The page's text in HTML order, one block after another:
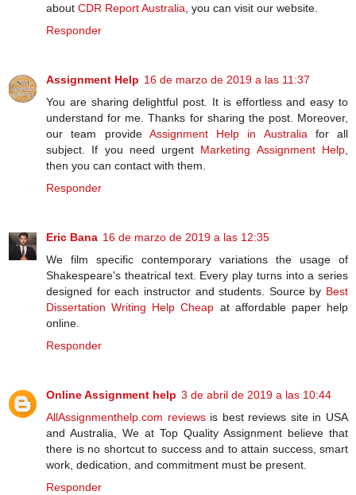
about CDR Report Australia, you can visit our website.
Responder
Assignment Help 16 de marzo de 2019 a las 11:37
You are sharing delightful post. It is effortless and easy to
understand for me. Thanks for sharing the post. Moreover,
our team provide Assignment Help in Australiafor all
subject. If you need urgent Marketing Assignment Help,
then you can contact with them.
Responder
Eric Bana 16 de marzo de 2019 a las 12:35
We film specific contemporary variations the usage of
Shakespeare's theatrical text. Every play turns into a series
designed for each instructor and students. Source by Best
Dissertation Writing Help Cheap at affordable paper help
online.
Responder
Online Assignment help 3 de abril de 2019 a las 10:44
AllAssignmenthelp.com reviewsis best reviews site in USA
and Australia, We at Top Quality Assignment believe that
there is no shortcut to success and to attain success, smart
work, dedication, and commitment must be present.
Responder